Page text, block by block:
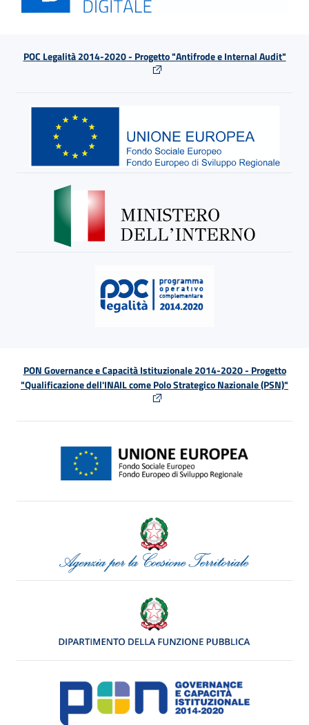
POC Legalità 2014-2020 - Progetto "Antifrode e Internal Audit"
PON Governance e Capacità Istituzionale 2014-2020 - Progetto
"Qualificazione dell'INAIL come Polo Strategico Nazionale (PSN)"